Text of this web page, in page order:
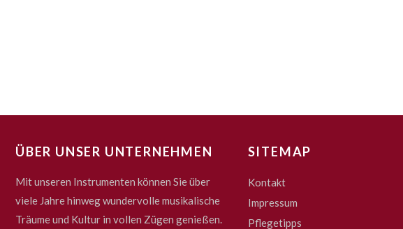
ÜBER UNSER UNTERNEHMEN
Mit unseren Instrumenten können Sie über
viele Jahre hinweg wundervolle musikalische
Träume und Kultur in vollen Zügen genießen.
SITEMAP
Kontakt
Impressum
Pflegetipps